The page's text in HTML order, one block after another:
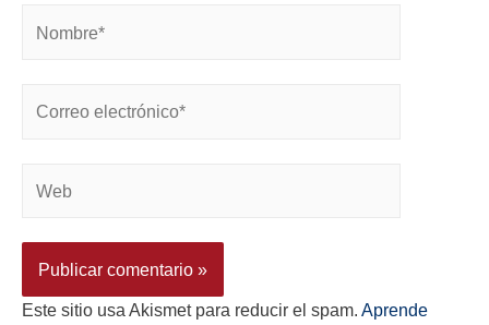
Este sitio usa Akismet para reducir el spam. Aprende